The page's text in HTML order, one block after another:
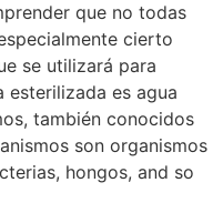
que no todas
cierto
se utilizará para
esterilizada es agua
también conocidos
son organismos
hongos, and so